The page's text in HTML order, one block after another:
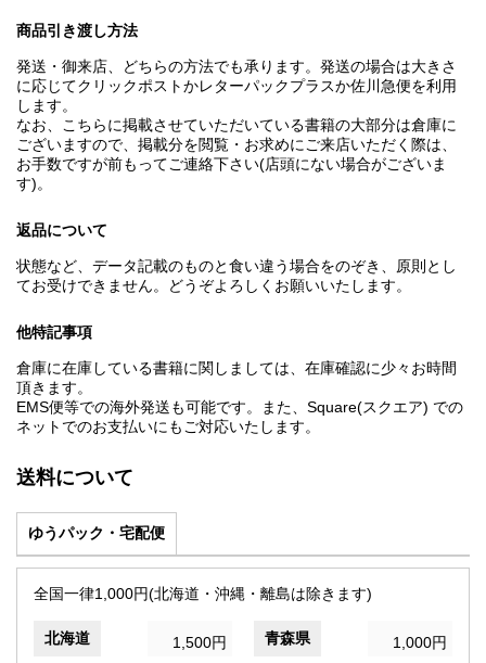
商品引き渡し方法
発送・御来店、どちらの方法でも承ります。発送の場合は大きさ
に応じてクリックポストかレターパックプラスか佐川急便を利用
します。
なお、こちらに掲載させていただいている書籍の大部分は倉庫に
ございますので、掲載分を閲覧・お求めにご来店いただく際は、
お手数ですが前もってご連絡下さい(店頭にない場合がございま
す)。
返品について
状態など、データ記載のものと食い違う場合をのぞき、原則とし
てお受けできません。どうぞよろしくお願いいたします。
他特記事項
倉庫に在庫している書籍に関しましては、在庫確認に少々お時間
頂きます。
EMS便等での海外発送も可能です。また、Square(スクエア) での
ネットでのお支払いにもご対応いたします。
送料について
ゆうパック・宅配便
全国一律1,000円(北海道・沖縄・離島は除きます)
北海道 1,500円 青森県 1,000円